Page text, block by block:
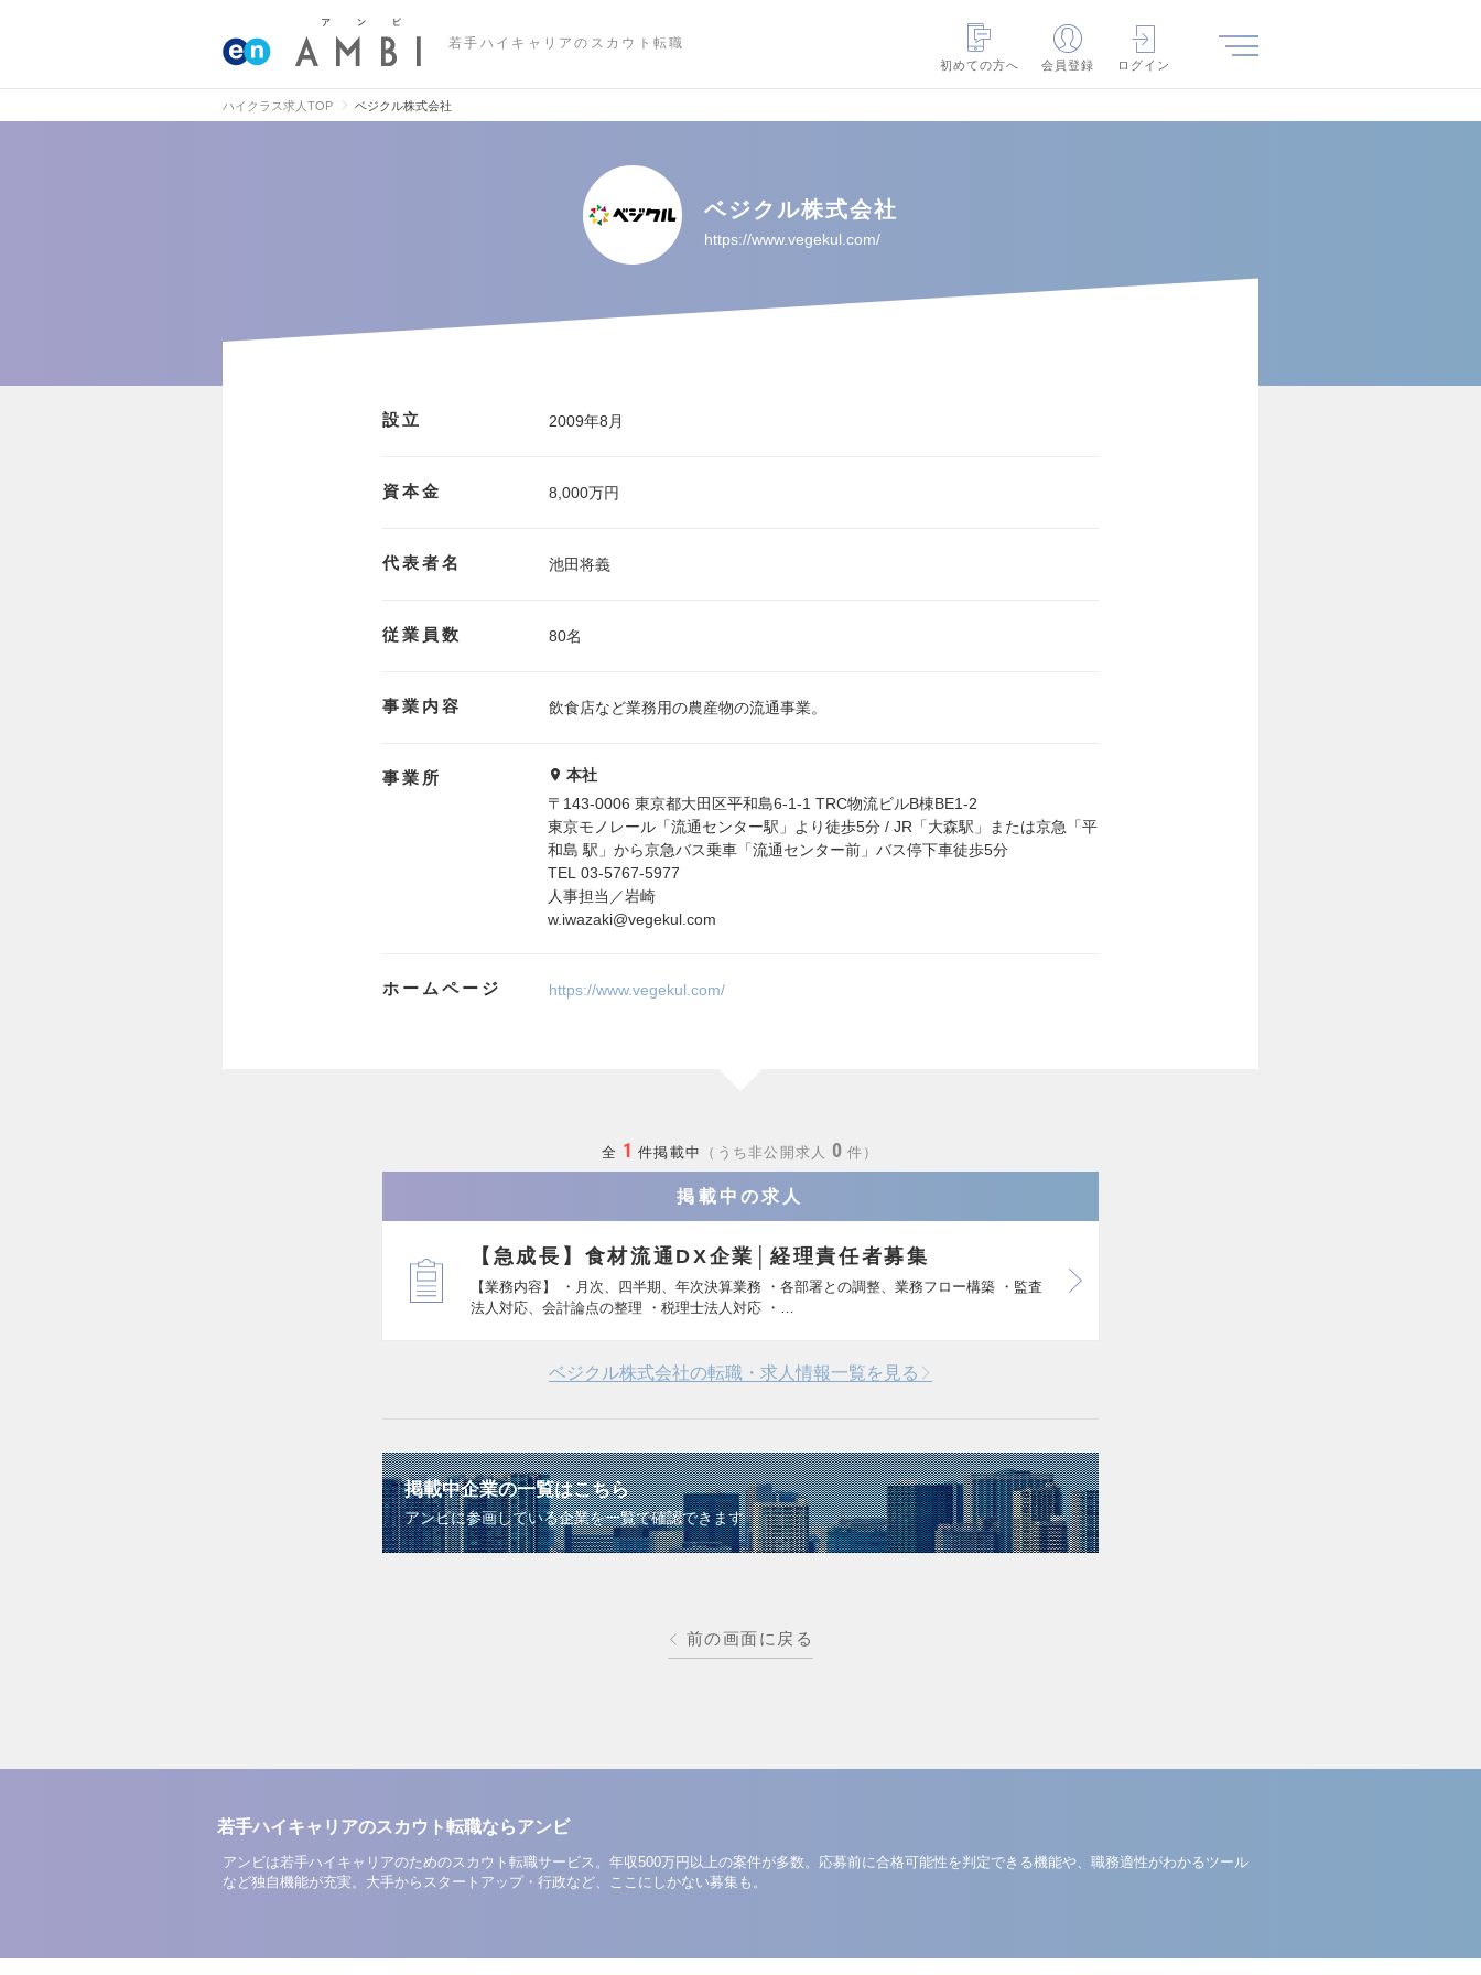
若手ハイキャリアのスカウト転職
初めての方へ
会員登録 ログイン
ハイクラス求人TOP ベジクル株式会社
ベジクル株式会社
https://www.vegekul.com/
設立 2009年8月
資本金 8,000万円
代表者名 池田将義
従業員数 80名
事業内容 飲食店など業務用の農産物の流通事業。
事業所
本社
〒143-0006 東京都大田区平和島6-1-1 TRC物流ビルB棟BE1-2
東京モノレール「流通センター駅」より徒歩5分 / JR「大森駅」または京急「平
和島 駅」から京急バス乗車「流通センター前」バス停下車徒歩5分
TEL 03-5767-5977
人事担当／岩崎
w.iwazaki@vegekul.com
ホームページ https://www.vegekul.com/
全 1 件掲載中 うち非公開求人 0 件
掲載中の求人
【急成長】食材流通DX企業│経理責任者募集
【業務内容】 ・月次、四半期、年次決算業務 ・各部署との調整、業務フロー構築 ・監査
法人対応、会計論点の整理 ・税理士法人対応 ・…
ベジクル株式会社の転職・求人情報一覧を見る
掲載中企業の一覧はこちら
アンビに参画している企業を一覧で確認できます
前の画面に戻る
若手ハイキャリアのスカウト転職ならアンビ
アンビは若手ハイキャリアのためのスカウト転職サービス。年収500万円以上の案件が多数。応募前に合格可能性を判定できる機能や、職務適性がわかるツール
など独自機能が充実。大手からスタートアップ・行政など、ここにしかない募集も。